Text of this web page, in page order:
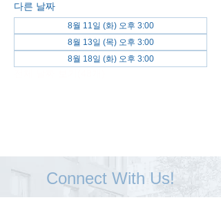
다른 날짜
8월 11일 (화) 오후 3:00
8월 13일 (목) 오후 3:00
8월 18일 (화) 오후 3:00
Connect With Us!